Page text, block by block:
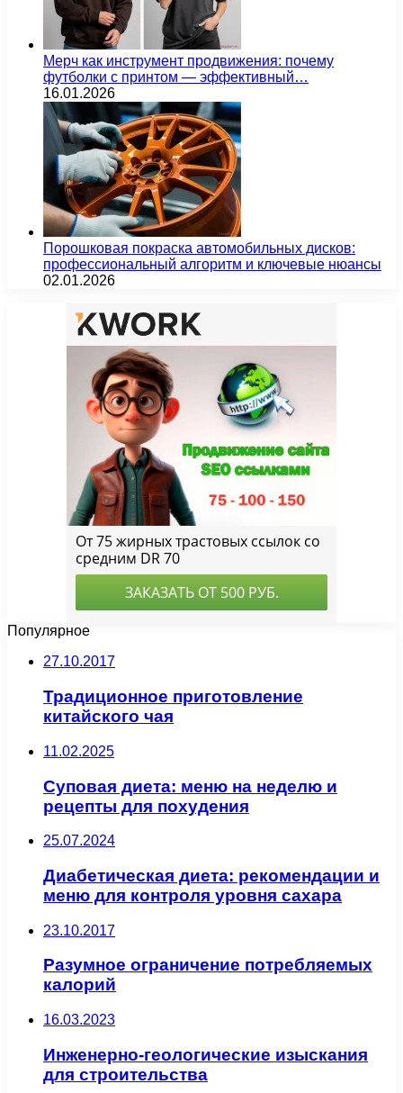
Мерч как инструмент продвижения: почему
футболки с принтом — эффективный…
16.01.2026
Порошковая покраска автомобильных дисков:
профессиональный алгоритм и ключевые нюансы
02.01.2026
Популярное
27.10.2017
Традиционное приготовление
китайского чая
11.02.2025
Суповая диета: меню на неделю и
рецепты для похудения
25.07.2024
Диабетическая диета: рекомендации и
меню для контроля уровня сахара
23.10.2017
Разумное ограничение потребляемых
калорий
16.03.2023
Инженерно-геологические изыскания
для строительства